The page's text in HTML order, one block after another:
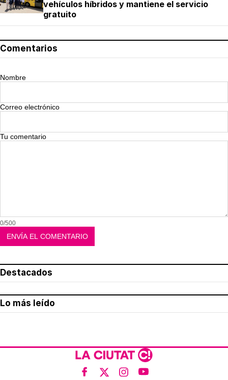
vehículos híbridos y mantiene el servicio
gratuito
Comentarios
Nombre
Correo electrónico
Tu comentario
0/500
Destacados
Lo más leído